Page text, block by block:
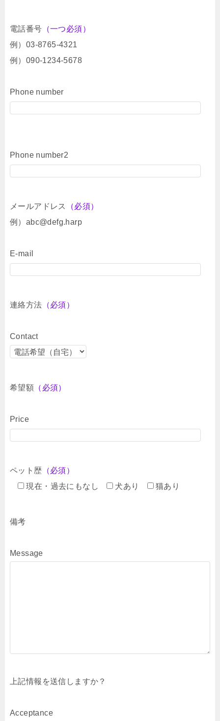
電話番号 （一つ必須）
例）03-8765-4321
例）090-1234-5678
Phone number
Phone number2
メールアドレス
（必須）
例）abc@defg.harp
E-mail
連絡方法 （必須）
Contact
希望額 （必須）
Price
ペット歴 （必須）
現在・過去にもなし
犬あり 猫あり
備考
Message
上記情報を送信しますか？
Acceptance